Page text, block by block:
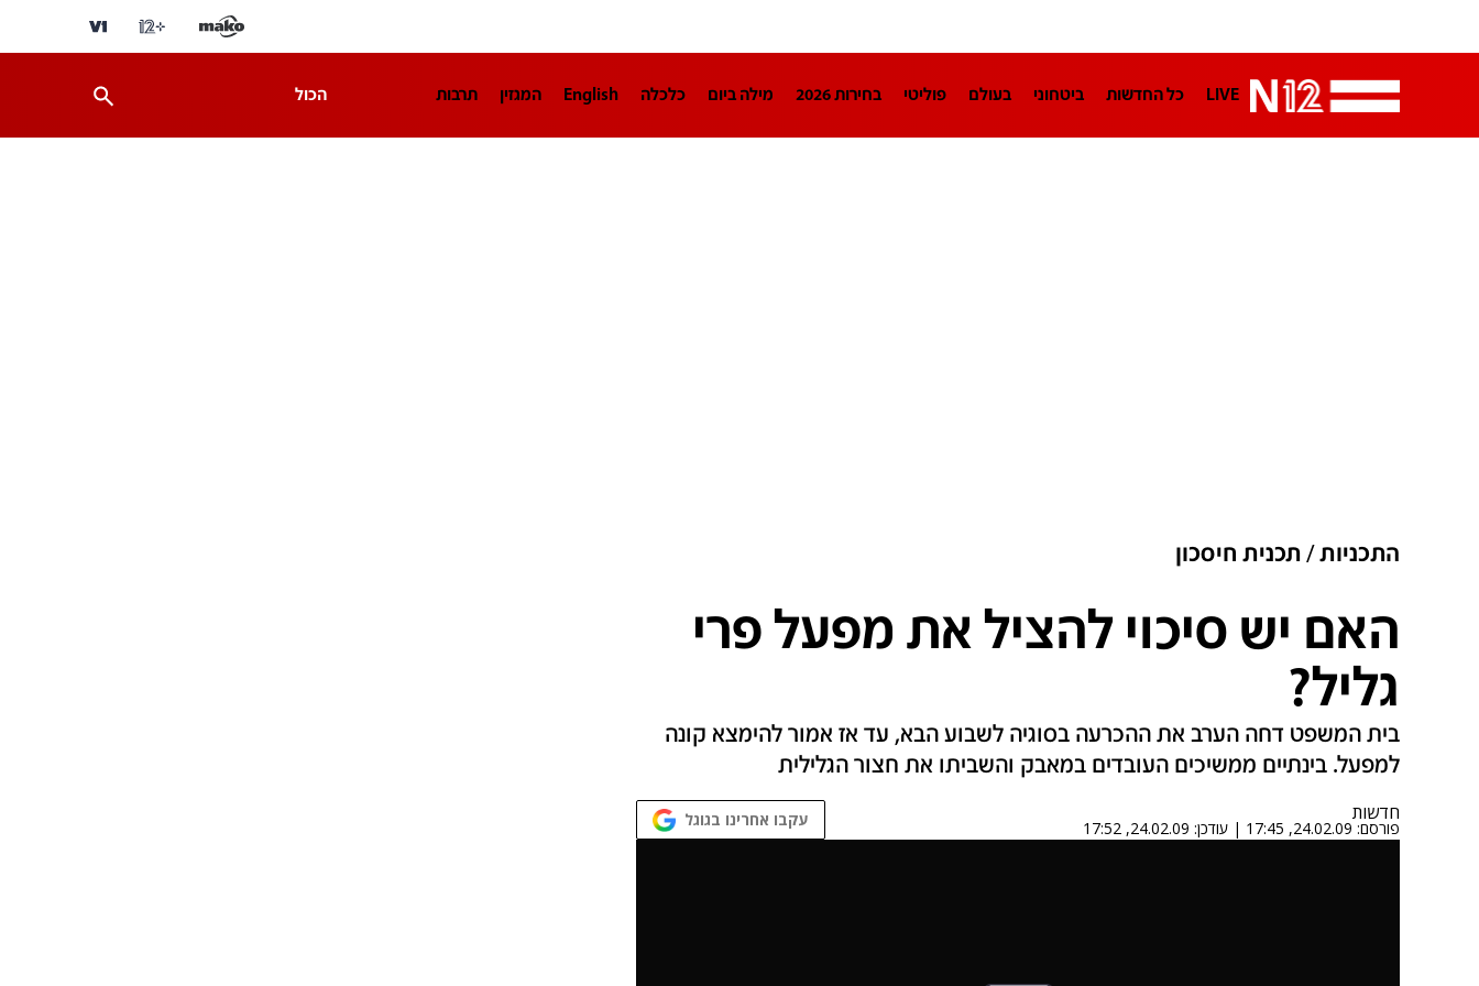
LIVE כל החדשות ביטחוני בעולם פוליטי בחירות 2026 מילה ביום כלכלה English המגזין תרבות הכול
התכניות תכנית חיסכון
האם יש סיכוי להציל את מפעל פרי
גליל?
בית המשפט דחה הערב את ההכרעה בסוגיה לשבוע הבא, עד אז אמור להימצא קונה
למפעל. בינתיים ממשיכים העובדים במאבק והשביתו את חצור הגלילית
חדשות
פורסם: 24.02.09, 17:45
| עודכן: 24.02.09, 17:52 עקבו אחרינו בגוגל